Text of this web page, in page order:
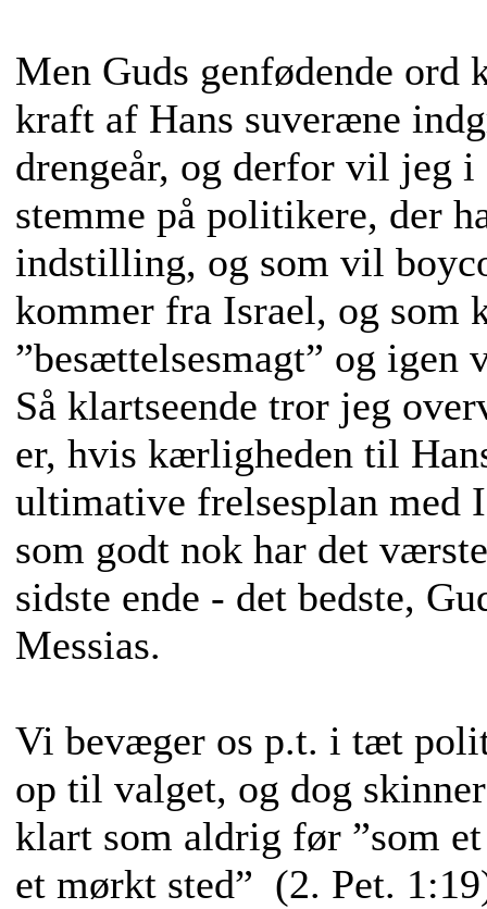
Men Guds genfødende
kraft af Hans suveræne
drengeår, og derfor vil jeg i
stemme på politikere, der
indstilling, og som vil
kommer fra Israel, og som
”besættelsesmagt” og igen
Så klartseende tror jeg
er, hvis kærligheden til
ultimative frelsesplan med
som godt nok har det
sidste ende - det bedste,
Messias.
Vi bevæger os p.t. i tæt
op til valget, og dog
klart som aldrig før ”som
et mørkt sted” (2. Pet.